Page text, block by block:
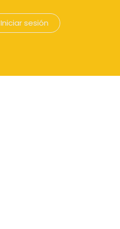
Iniciar sesión